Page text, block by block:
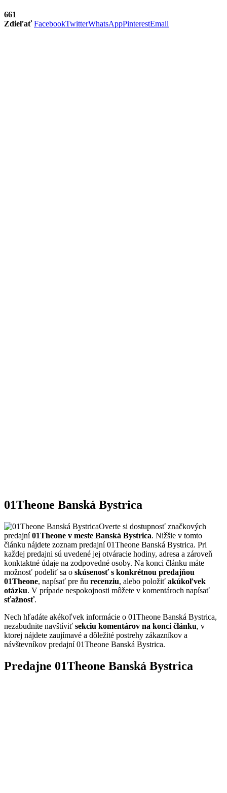
661
Zdieľať FacebookTwitterWhatsAppPinterestEmail
01Theone Banská Bystrica
Overte si dostupnosť značkových
predajní01Theone v meste Banská Bystrica. Nižšie v tomto
článku nájdete zoznam predajní 01Theone Banská Bystrica. Pri
každej predajni sú uvedené jej otváracie hodiny, adresa a zároveň
konktaktné údaje na zodpovedné osoby. Na konci článku máte
možnosť podeliť sa o skúsenosť s konkrétnou predajňou
01Theone, napísať pre ňu recenziu, alebo položiť akúkoľvek
otázku. V prípade nespokojnosti môžete v komentároch napísať
sťažnosť.
Nech hľadáte akékoľvek informácie o 01Theone Banská Bystrica,
nezabudnite navštíviť sekciu komentárov na konci článku, v
ktorej nájdete zaujímavé a dôležité postrehy zákazníkov a
návštevníkov predajní 01Theone Banská Bystrica.
Predajne 01Theone Banská Bystrica